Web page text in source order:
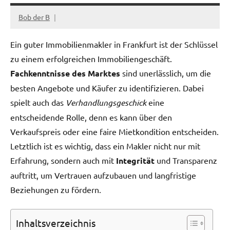
Januar
2025
Bob der B
Ein guter Immobilienmakler in Frankfurt ist der Schlüssel
zu einem erfolgreichen Immobiliengeschäft.
Fachkenntnisse des Marktes sind unerlässlich, um die
besten Angebote und Käufer zu identifizieren. Dabei
spielt auch das Verhandlungsgeschickeine
entscheidende Rolle, denn es kann über den
Verkaufspreis oder eine faire Mietkondition entscheiden.
Letztlich ist es wichtig, dass ein Makler nicht nur mit
Erfahrung, sondern auch mit Integrität und Transparenz
auftritt, um Vertrauen aufzubauen und langfristige
Beziehungen zu fördern.
Inhaltsverzeichnis